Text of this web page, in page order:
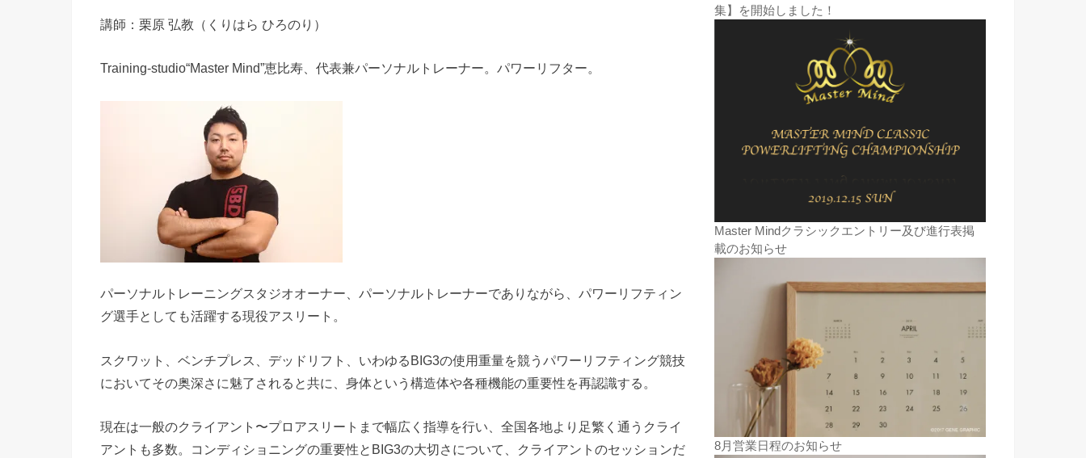
講師：栗原 弘教（くりはら ひろのり）
Training-studio“Master Mind”恵比寿、代表兼パーソナルトレーナー。パワーリフター。
パーソナルトレーニングスタジオオーナー、パーソナルトレーナーでありながら、パワーリフティン
グ選手としても活躍する現役アスリート。
スクワット、ベンチプレス、デッドリフト、いわゆるBIG3の使用重量を競うパワーリフティング競技
においてその奥深さに魅了されると共に、身体という構造体や各種機能の重要性を再認識する。
現在は一般のクライアント〜プロアスリートまで幅広く指導を行い、全国各地より足繁く通うクライ
アントも多数。コンディショニングの重要性とBIG3の大切さについて、クライアントのセッションだ
集】を開始しました！
Master Mindクラシックエントリー及び進行表掲
載のお知らせ
8月営業日程のお知らせ